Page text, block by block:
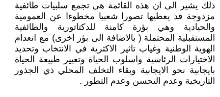
ذلك يشير الى ان هذه القائمة هي تجمع سلبيات طائفية
مزدوجة قد يعطيها تصورا شعبيا مخطوءا عن العمومية
والحيادية وهي بؤرة كامنة للدكتاتورية والطائفية
المستقبلية المحتملة ( بالاضافة الى بؤر اخرى) مع انعدام
الهوية الوطنية وغياب تاثير الاكثرية في الانتخاب وتحديد
الاختيارات الرئاسية واسلوب الحياة وتغيير طبيعة الحياة
بايجابية نحو الايجابية وبقاء التخلف المحلي ذي الجذور
التاريخية وعدم التحسن وعدم التطور .